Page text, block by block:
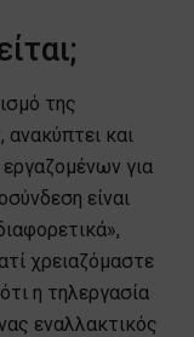
της
και
για
είναι
χρειαζόμαστε
η τηλεργασία
εναλλακτικός